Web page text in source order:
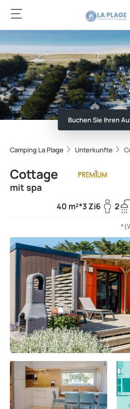
Buchen Sie Ihren
Camping La Plage Unterkunfte
Cottage
mit spa
40 m²*3 Zi6 2